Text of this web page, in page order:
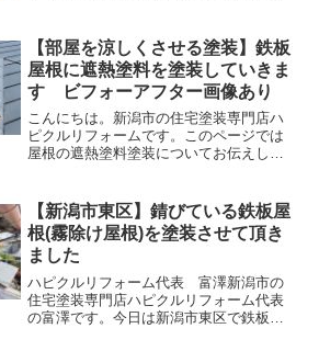
ルという劣化要因を抑制してくれる塗料
が配合されており、耐久年...
【部屋を涼しくさせる塗装】鉄板
屋根に遮熱塗料を塗装していきま
す ビフォーアフター画像あり
こんにちは。新潟市の住宅塗装専門店ハ
ピクルリフォームです。このページでは
屋根の遮熱塗料塗装についてお伝えして
待されています。最近は温暖化になって
いるため夏場の気温が高い...
【新潟市東区】錆びている鉄板屋
根(霧除け屋根)を塗装させて頂き
ました
ハピクルリフォーム代表 富澤新潟市の
住宅塗装専門店ハピクルリフォーム代表
の富澤です。今日は新潟市東区で鉄板屋